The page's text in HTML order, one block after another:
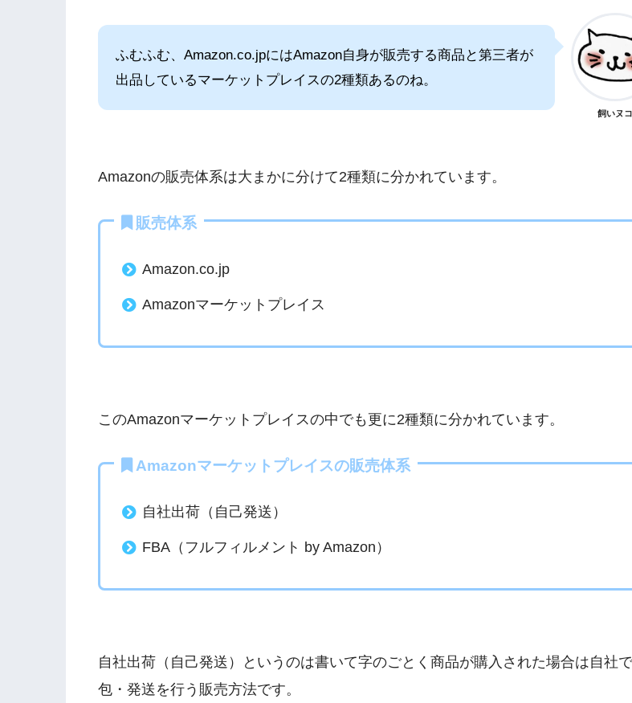
ふむふむ、Amazon.co.jpにはAmazon自身が販売する商品と第三者が
出品しているマーケットプレイスの2種類あるのね。
飼いヌコ
Amazonの販売体系は大まかに分けて2種類に分かれています。
販売体系
Amazon.co.jp
Amazonマーケットプレイス
このAmazonマーケットプレイスの中でも更に2種類に分かれています。
Amazonマーケットプレイスの販売体系
自社出荷（自己発送）
FBA（フルフィルメント by Amazon）
自社出荷（自己発送）というのは書いて字のごとく商品が購入された場合は自社
包・発送を行う販売方法です。